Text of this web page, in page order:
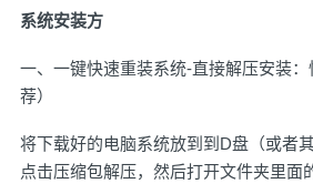
系统安装方
一、一键快速重装系统-直接解压安装
荐）
将下载好的电脑系统放到到D盘（或者
点击压缩包解压，然后打开文件夹里面